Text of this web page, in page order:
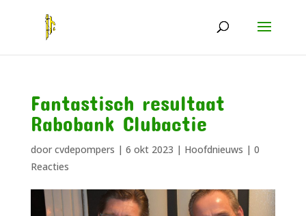
Fantastisch resultaat
Rabobank Clubactie
door cvdepompers | 6 okt 2023 | Hoofdnieuws | 0
Reacties